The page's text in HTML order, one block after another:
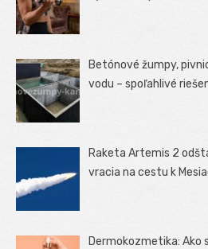
Betónové žumpy,
vodu – spoľahlivé
Raketa Artemis 2
vracia na cestu k
Dermokozmetika: Ako